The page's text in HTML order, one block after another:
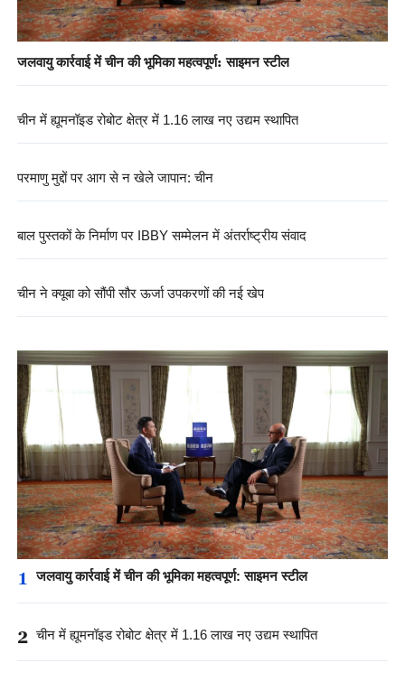
जलवायु कार्रवाई में चीन की भूमिका महत्वपूर्ण: साइमन स्टील
चीन में ह्यूमनॉइड रोबोट क्षेत्र में 1.16 लाख नए उद्यम स्थापित
परमाणु मुद्दों पर आग से न खेले जापान: चीन
बाल पुस्तकों के निर्माण पर IBBY सम्मेलन में अंतर्राष्ट्रीय संवाद
चीन ने क्यूबा को सौंपी सौर ऊर्जा उपकरणों की नई खेप
1 जलवायु कार्रवाई में चीन की भूमिका महत्वपूर्ण: साइमन स्टील
2 चीन में ह्यूमनॉइड रोबोट क्षेत्र में 1.16 लाख नए उद्यम स्थापित